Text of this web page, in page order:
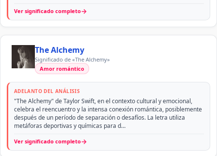
Ver significado completo→
The Alchemy
Significado de «The Alchemy»
Amor romántico
ADELANTO DEL ANÁLISIS
"The Alchemy" de Taylor Swift, en el contexto cultural y emocional,
celebra el reencuentro y la intensa conexión romántica, posiblemente
después de un período de separación o desafíos. La letra utiliza
metáforas deportivas y químicas para d…
Ver significado completo→